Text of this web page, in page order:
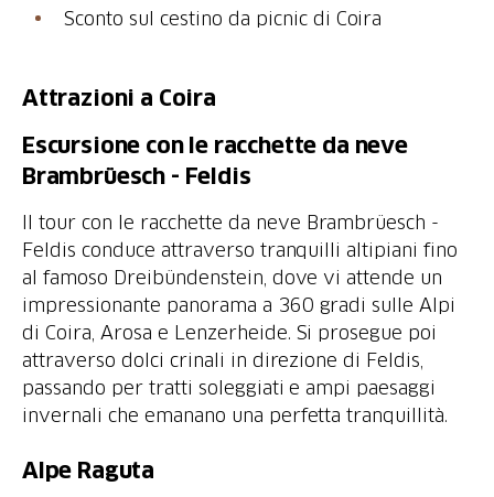
Sconto sul cestino da picnic di Coira
Attrazioni a Coira
Escursione con le racchette da neve
Brambrüesch - Feldis
Il tour con le racchette da neve Brambrüesch -
Feldis conduce attraverso tranquilli altipiani fino
al famoso Dreibündenstein, dove vi attende un
impressionante panorama a 360 gradi sulle Alpi
di Coira, Arosa e Lenzerheide. Si prosegue poi
attraverso dolci crinali in direzione di Feldis,
passando per tratti soleggiati e ampi paesaggi
invernali che emanano una perfetta tranquillità.
Alpe Raguta